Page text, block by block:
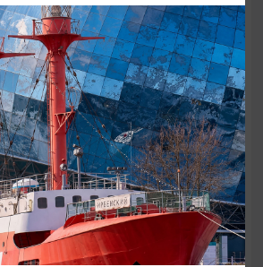
на острове Канта